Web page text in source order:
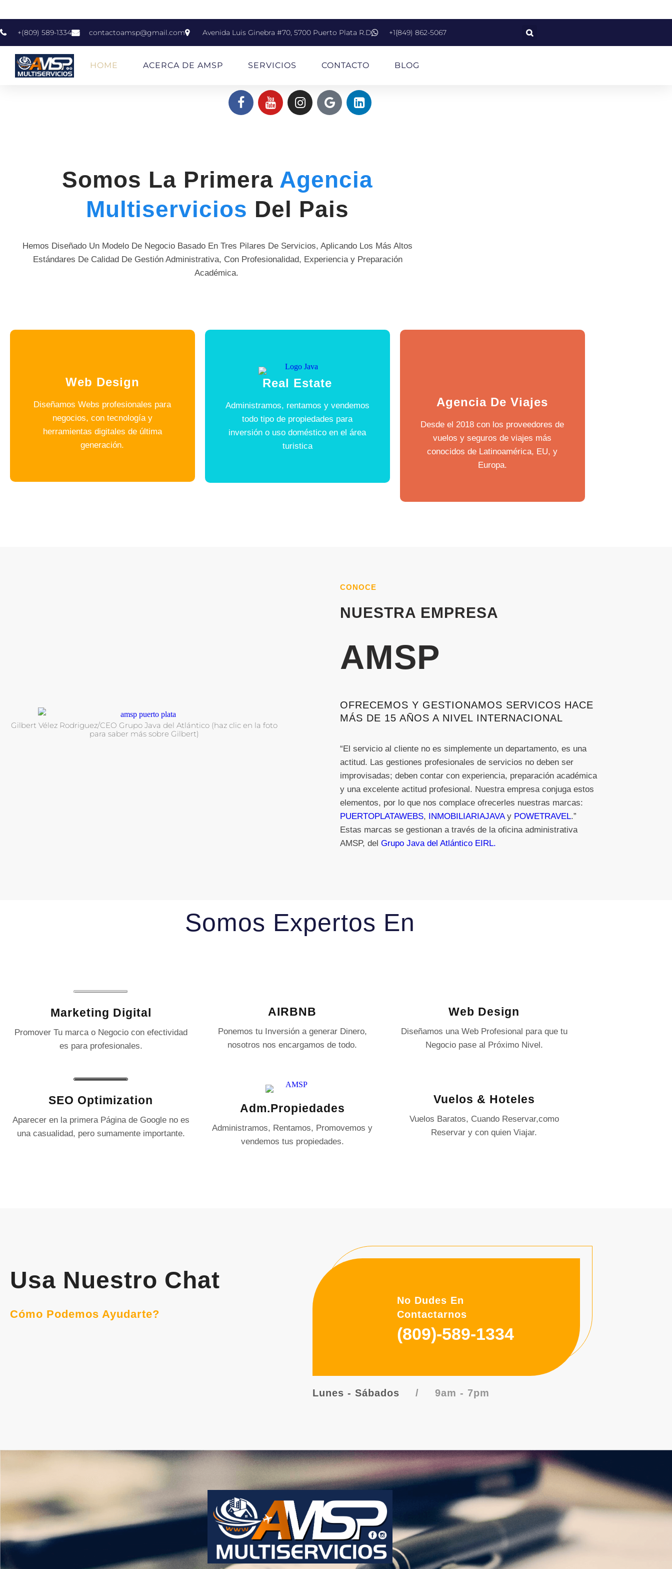
+(809) 589-1334 contactoamsp@gmail.com Avenida Luis Ginebra #70, 5700 Puerto Plata R.D +1{849) 862-5067
HOME ACERCA DE AMSP SERVICIOS CONTACTO BLOG
Somos La Primera Agencia
Multiservicios Del Pais
Hemos Diseñado Un Modelo De Negocio Basado En Tres Pilares De Servicios, Aplicando Los Más Altos
Estándares De Calidad De Gestión Administrativa, Con Profesionalidad, Experiencia y Preparación
Académica.
Web Design
Diseñamos Webs profesionales para
negocios, con tecnología y
herramientas digitales de última
generación.
Real Estate
Administramos, rentamos y vendemos
todo tipo de propiedades para
inversión o uso doméstico en el área
turistica
Agencia De Viajes
Desde el 2018 con los proveedores de
vuelos y seguros de viajes más
conocidos de Latinoamérica, EU, y
Europa.
Gilbert Vélez Rodriguez/CEO Grupo Java del Atlántico (haz clic en la foto
para saber más sobre Gilbert)
CONOCE
NUESTRA EMPRESA
AMSP
OFRECEMOS Y GESTIONAMOS SERVICOS HACE
MÁS DE 15 AÑOS A NIVEL INTERNACIONAL
“El servicio al cliente no es simplemente un departamento, es una
actitud. Las gestiones profesionales de servicios no deben ser
improvisadas; deben contar con experiencia, preparación académica
y una excelente actitud profesional. Nuestra empresa conjuga estos
elementos, por lo que nos complace ofrecerles nuestras marcas:
PUERTOPLATAWEBS, INMOBILIARIAJAVAy POWETRAVEL.”
Estas marcas se gestionan a través de la oficina administrativa
AMSP, del Grupo Java del Atlántico EIRL.
Somos Expertos En
Marketing Digital
Promover Tu marca o Negocio con efectividad
es para profesionales.
AIRBNB
Ponemos tu Inversión a generar Dinero,
nosotros nos encargamos de todo.
Web Design
Diseñamos una Web Profesional para que tu
Negocio pase al Próximo Nivel.
SEO Optimization
Aparecer en la primera Página de Google no es
una casualidad, pero sumamente importante.
Adm.Propiedades
Administramos, Rentamos, Promovemos y
vendemos tus propiedades.
Vuelos & Hoteles
Vuelos Baratos, Cuando Reservar,como
Reservar y con quien Viajar.
Usa Nuestro Chat
Cómo Podemos Ayudarte?
No Dudes En
Contactarnos
(809)-589-1334
Lunes - Sábados / 9am - 7pm